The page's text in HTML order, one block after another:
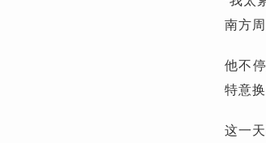
南方
他不
特意
这一